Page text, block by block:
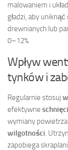
malowaniem i
gładzi, aby
drewnianych lub
0–12%.
Wpływ
tynków i
Regularnie stosuj
efektywne
wymiany
wilgotności .
zapobiega